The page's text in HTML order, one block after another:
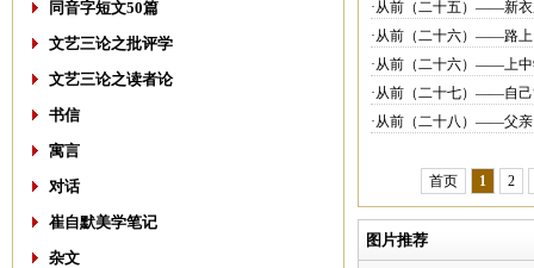
同音字短文50篇
文艺三论之批评学
文艺三论之读者论
书信
寓言
对话
崔自默美学笔记
杂文
·从前（二十五）——新
·从前（二十六）——路上
·从前（二十六）——上
·从前（二十七）——自
·从前（二十八）——父亲
首页 1 2
图片推荐